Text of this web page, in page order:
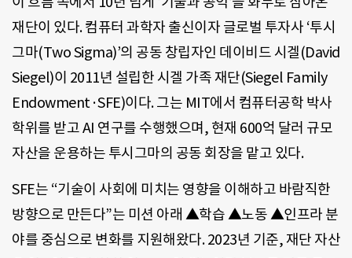
재단이 있다. 컴퓨터 과학자 출신이자 글로벌 투자사 ‘투시
그마(Two Sigma)’의 공동 창립자인 데이비드 시겔(David
Siegel)이 2011년 설립한 시겔 가족 재단(Siegel Family
Endowment·SFE)이다. 그는 MIT에서 컴퓨터공학 박사
학위를 받고 AI 연구를 수행했으며, 현재 600억 달러 규모
자산을 운용하는 투시그마의 공동 회장을 맡고 있다.
SFE는 “기술이 사회에 미치는 영향을 이해하고 바람직한
방향으로 만든다”는 미션 아래 ▲학습 ▲노동 ▲인프라 분
야를 중심으로 변화를 지원해왔다. 2023년 기준, 재단 자산